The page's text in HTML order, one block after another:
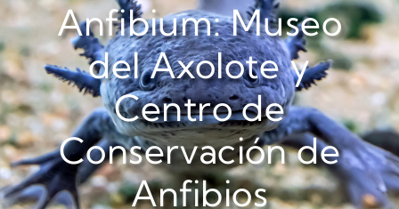
Anfibium: Museo
del Axolote y
Centro de
Conservación de
Anfibios